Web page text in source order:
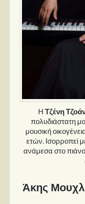
Διάφοροι
Εκτός
Νέα
Polls
Small Talk
Blog
Η Τζένη
πολυδιάστατη
μουσική
ετών. Ισορροπεί
ανάμεσα στο
Άκης